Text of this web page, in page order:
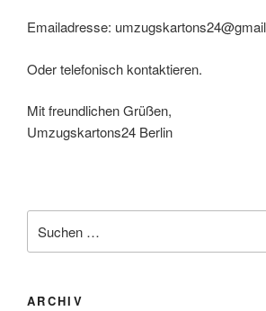
Emailadresse:
Oder telefonisch kontaktieren.
Mit freundlichen Grüßen,
Umzugskartons24 Berlin
nach:
ARCHIV